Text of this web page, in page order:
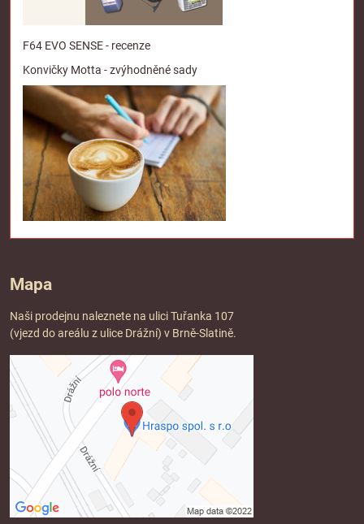
F64 EVO SENSE - recenze
Konvičky Motta - zvýhodněné sady
Mapa
Naši prodejnu naleznete na ulici Tuřanka 107
(vjezd do areálu z ulice Drážní) v Brně-Slatině.